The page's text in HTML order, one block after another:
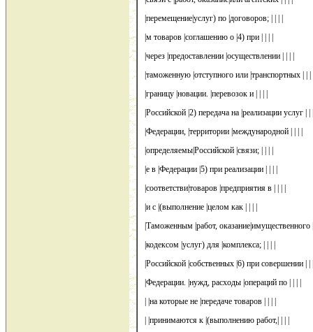
|перемещение|услуг) по |договоров; | | | |
|м товаров |соглашению о |4) при | | | |
|через |предоставлении |осуществлении | | | |
|таможенную |отступного или |транспортных | | |
|границу |новации. |перевозок и | | | |
|Российской |2) передача на |реализации услуг | |
|Федерации, |территории |международной | | | |
|определяемы|Российской |связи; | | | |
|е в |Федерации |5) при реализации | | | |
|соответстви|товаров |предприятия в | | | |
|и с |(выполнение |целом как | | | |
|Таможенным |работ, оказание|имущественного
|кодексом |услуг) для |комплекса; | | | |
|Российской |собственных |6) при совершении | |
|Федерации. |нужд, расходы |операций по | | | |
| |на которые не |передаче товаров | | | |
| |принимаются к |(выполнению работ,| | | |